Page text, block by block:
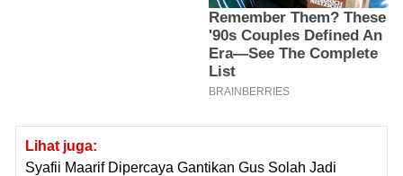
Lihat juga:
Syafii Maarif Dipercaya Gantikan Gus Solah Jadi